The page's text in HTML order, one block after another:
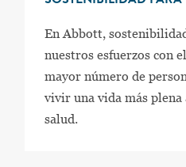
En Abbott,
nuestros esfuerzos con
mayor número de
vivir una vida más
salud.